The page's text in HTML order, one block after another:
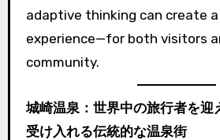
adaptive thinking can create
experience—for both visitors
community.
城崎温泉：世界中の旅行者を迎
受け入れる伝統的な温泉街